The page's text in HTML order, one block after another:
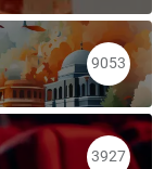
9053
3927